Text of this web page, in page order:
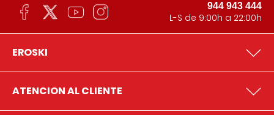
944 943 444
L-S de 9:00h a 22:00h
EROSKI
ATENCION AL CLIENTE